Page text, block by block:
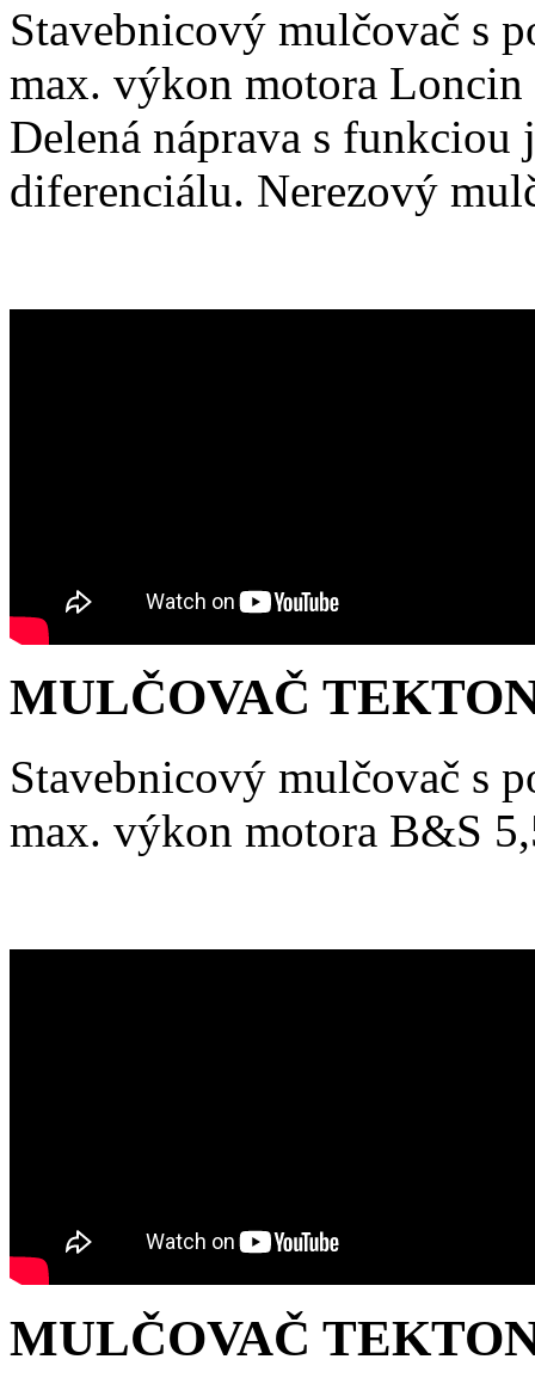
Stavebnicový mulčovač s
max. výkon motora
Delená náprava s
diferenciálu. Nerezový
MULČOVAČ
Stavebnicový mulčovač s
max. výkon motora B&S
MULČOVAČ